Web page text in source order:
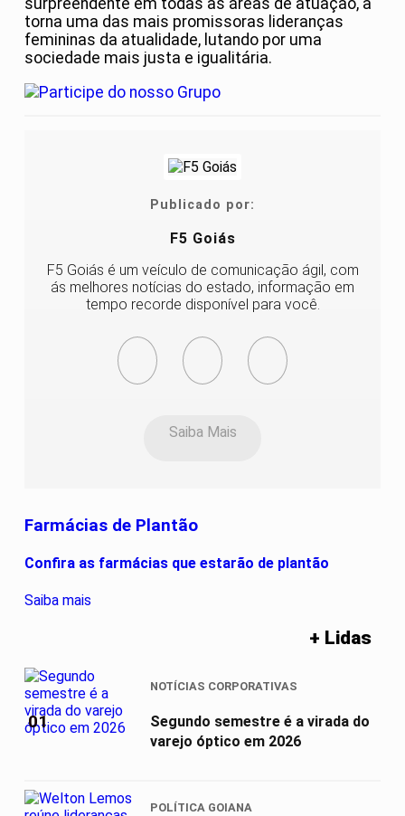
surpreendente em todas as áreas de atuação, a
torna uma das mais promissoras lideranças
femininas da atualidade, lutando por uma
sociedade mais justa e igualitária.
Publicado por:
F5 Goiás
F5 Goiás é um veículo de comunicação ágil, com
ás melhores notícias do estado, informação em
tempo recorde disponível para você.
Saiba Mais
Farmácias de Plantão
Confira as farmácias que estarão de plantão
Saiba mais
+ Lidas
01
NOTÍCIAS CORPORATIVAS
Segundo semestre é a virada do
varejo óptico em 2026
POLÍTICA GOIANA